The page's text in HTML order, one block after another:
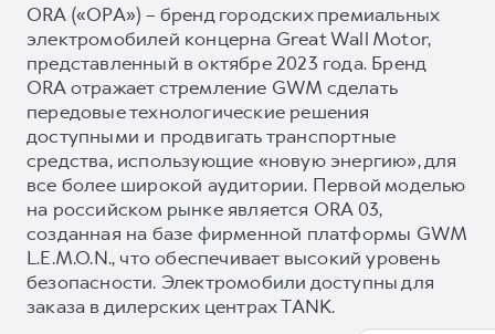
ORA («ОРА») – бренд городских премиальных
электромобилей концерна Great Wall Motor,
представленный в октябре 2023 года. Бренд
ORA отражает стремление GWM сделать
передовые технологические решения
доступными и продвигать транспортные
средства, использующие «новую энергию», для
все более широкой аудитории. Первой моделью
на российском рынке является ORA 03,
созданная на базе фирменной платформы GWM
L.E.M.O.N., что обеспечивает высокий уровень
безопасности. Электромобили доступны для
заказа в дилерских центрах TANK.